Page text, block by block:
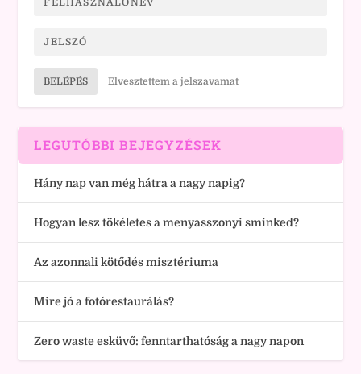
BELÉPÉS Elvesztettem a jelszavamat
LEGUTÓBBI BEJEGYZÉSEK
Hány nap van még hátra a nagy napig?
Hogyan lesz tökéletes a menyasszonyi sminked?
Az azonnali kötődés misztériuma
Mire jó a fotórestaurálás?
Zero waste esküvő: fenntarthatóság a nagy napon